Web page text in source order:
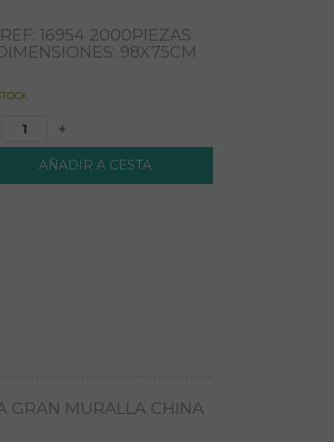
REF: 16954 2000PIEZAS
98X75CM
+
AÑADIR A CESTA
GRAN MURALLA CHINA